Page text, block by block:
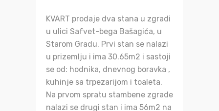
KVART prodaje dva stana u zgradi
u ulici Safvet-bega Bašagića, u
Starom Gradu. Prvi stan se nalazi
u prizemlju i ima 30.65m2 i sastoji
se od: hodnika, dnevnog boravka ,
kuhinje sa trpezarijom i toaleta.
Na prvom spratu stambene zgrade
nalazi se drugi stan i ima 56m2 na